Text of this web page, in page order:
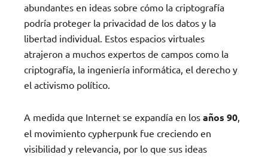
abundantes en ideas sobre cómo la criptografía
podría proteger la privacidad de los datos y la
libertad individual. Estos espacios virtuales
atrajeron a muchos expertos de campos como la
criptografía, la ingeniería informática, el derecho y
el activismo político.
A medida que Internet se expandía en los años 90
el movimiento cypherpunk fue creciendo en
visibilidad y relevancia, por lo que sus ideas